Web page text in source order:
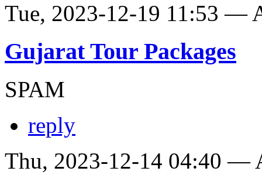
Tue, 2023-12-19 11:53 —
Gujarat Tour Packages
SPAM
reply
Thu, 2023-12-14 04:40 —